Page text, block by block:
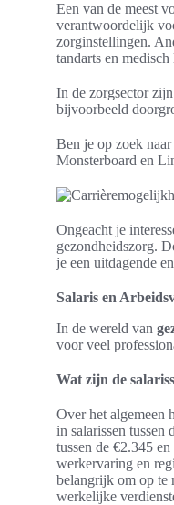
Een van de meest
verantwoordelijk
zorginstellingen.
tandarts en
In de zorgsector
bijvoorbeeld
Ben je op zoek
Monsterboard en
Ongeacht je
gezondheidszorg.
je een uitdagende
Salaris en
In de wereld van
voor veel
Wat zijn de
Over het algemeen
in salarissen tussen
tussen de €2.345
werkervaring en
belangrijk om op te
werkelijke